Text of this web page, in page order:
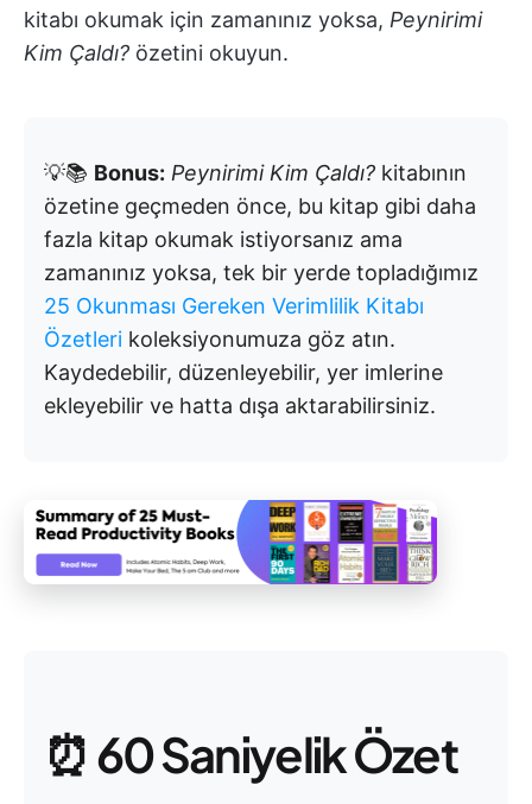
kitabı okumak için zamanınız yoksa, Peynirimi
Kim Çaldı? özetini okuyun.
💡📚 Bonus: Peynirimi Kim Çaldı? kitabının
özetine geçmeden önce, bu kitap gibi daha
fazla kitap okumak istiyorsanız ama
zamanınız yoksa, tek bir yerde topladığımız
25 Okunması Gereken Verimlilik Kitabı
Özetleri koleksiyonumuza göz atın.
Kaydedebilir, düzenleyebilir, yer imlerine
ekleyebilir ve hatta dışa aktarabilirsiniz.
⏰ 60 Saniyelik Özet